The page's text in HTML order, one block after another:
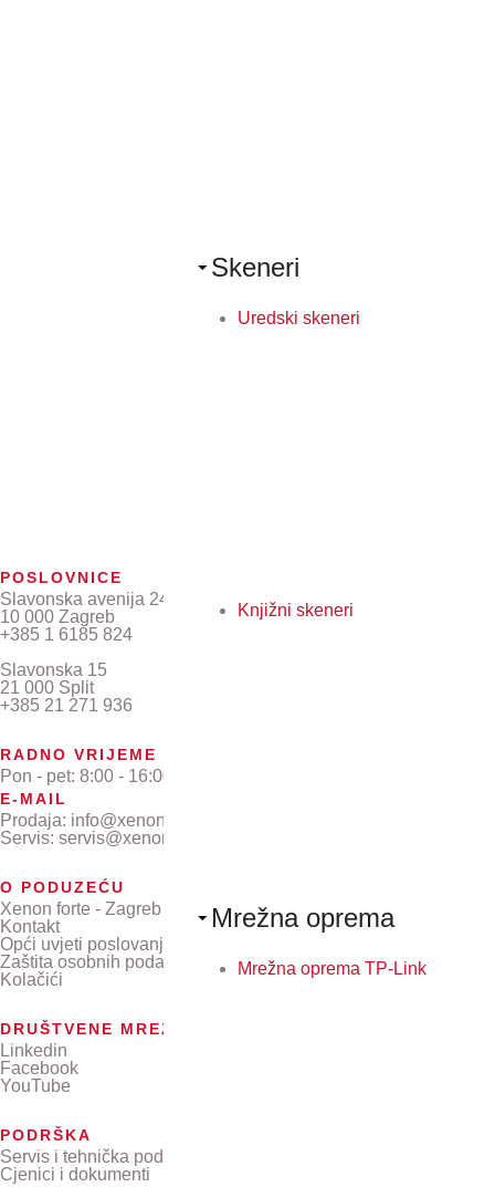
Skeneri
Uredski skeneri
Knjižni skeneri
Mrežna oprema
Mrežna oprema TP-Link
POSLOVNICE
Slavonska avenija 24/6
10 000 Zagreb
+385 1 6185 824
Slavonska 15
21 000 Split
+385 21 271 936
RADNO VRIJEME
Pon - pet: 8:00 - 16:00
E-MAIL
Prodaja: info@xenon-forte.hr
Servis: servis@xenon-forte.hr
O PODUZEĆU
Xenon forte - Zagreb
Kontakt
Opći uvjeti poslovanja
Zaštita osobnih podataka
Kolačići
DRUŠTVENE MREŽE
Linkedin
Facebook
YouTube
PODRŠKA
Servis i tehnička podrška
Cjenici i dokumenti